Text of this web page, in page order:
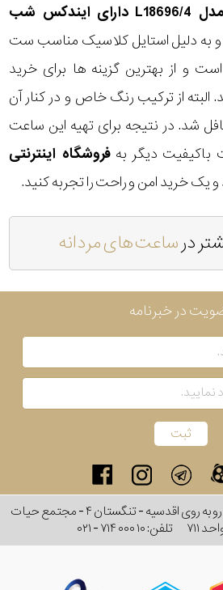
مچی مردانه لوتوس مدل L18696/4 دارای ایندکس شب
به دلیل استایل کلاسیک مناسب ست
و از بهترین گزینه ها برای خرید
البته از ترکیب رنگ خاص و در کنار آن
شد. در نتیجه برای تهیه این ساعت
دیگر به فروشگاه اینترنتی
و یک خرید امن و راحت را تجربه کنید.
درساعت های مردانه
در خبرنامه
آدرس: تهران - خ پاسداران - رو به روی اقدسیه - تنگستان ۴ - مجتمع حیات
تلفن:۰۲۱ - ۷۱۴ ۰۰۰ ۱۰